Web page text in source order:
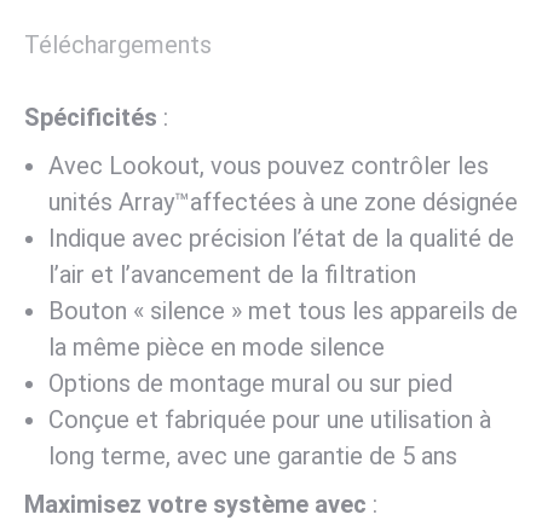
Téléchargements
Spécificités :
Avec Lookout, vous pouvez contrôler les
unités Array™affectées à une zone désignée
Indique avec précision l’état de la qualité de
l’air et l’avancement de la filtration
Bouton « silence » met tous les appareils de
la même pièce en mode silence
Options de montage mural ou sur pied
Conçue et fabriquée pour une utilisation à
long terme, avec une garantie de 5 ans
Maximisez votre système avec :